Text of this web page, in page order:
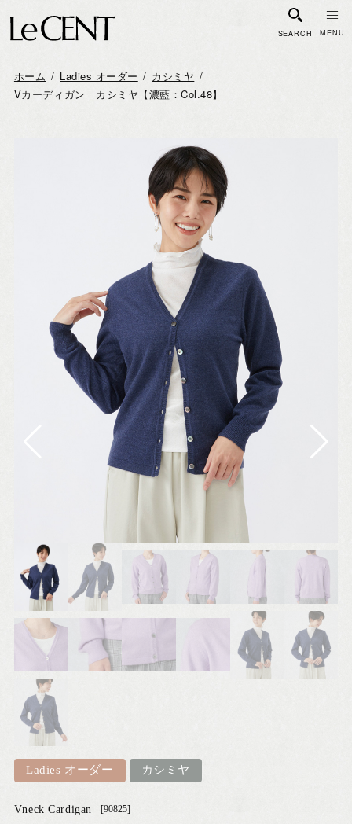
SEARCH
ホーム Ladies オーダー
カシミヤ
Vカーディガン カシミヤ【濃藍：Col.48】
Ladies オーダー カシミヤ
Vneck Cardigan [90825]